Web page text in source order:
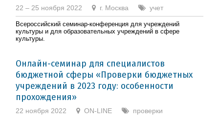
22 – 25 ноября 2022 г. Москва учет
Всероссийский семинар-конференция для учреждений
культуры и для образовательных учреждений в сфере
культуры.
Онлайн-семинар для специалистов
бюджетной сферы «Проверки бюджетных
учреждений в 2023 году: особенности
прохождения»
22 ноября 2022 ON-LINE проверки